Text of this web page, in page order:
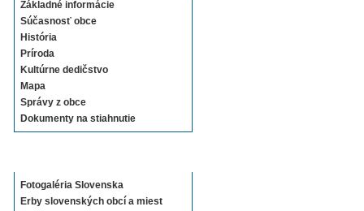
Základné informácie
Súčasnosť obce
História
Príroda
Kultúrne dedičstvo
Mapa
Správy z obce
Dokumenty na stiahnutie
Fotogaléria Slovenska
Erby slovenských obcí a miest